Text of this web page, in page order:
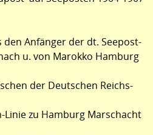
den Anfänger der dt. Seepost-
u. von Marokko Hamburg
der Deutschen Reichs-
zu Hamburg Marschacht